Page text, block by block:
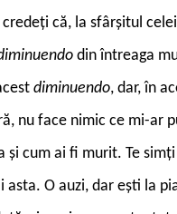
că, la sfârșitul
din întreaga
diminuendo, dar, în
nu face nimic ce mi-ar
și cum ai fi murit. Te
O auzi, dar ești la